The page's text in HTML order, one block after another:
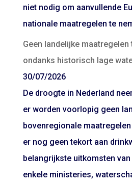
niet nodig om aanvullende
nationale maatregelen te
Geen landelijke
ondanks historisch lage
30/07/2026
De droogte in Nederland
er worden voorlopig geen
bovenregionale
er nog geen tekort aan
belangrijkste uitkomsten
enkele ministeries,